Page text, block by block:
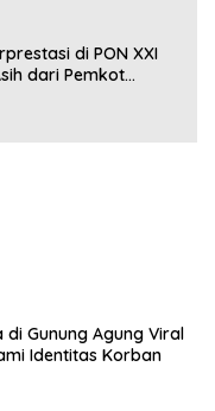
di PON XXI
dari Pemkot
Gunung Agung Viral
Identitas Korban